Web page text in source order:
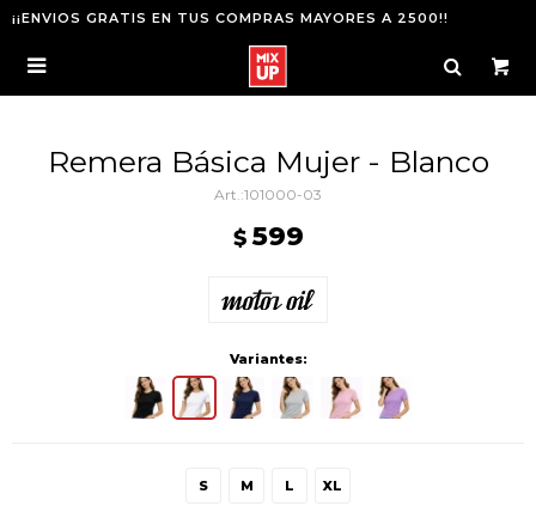
¡¡ENVIOS GRATIS EN TUS COMPRAS MAYORES A 2500!!

Remera Básica Mujer - Blanco
101000-03
$ 599
Variantes:
S M L XL